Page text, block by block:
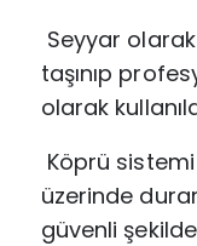
Seyyar
taşınıp
olarak
Köprü
üzerinde
güvenli